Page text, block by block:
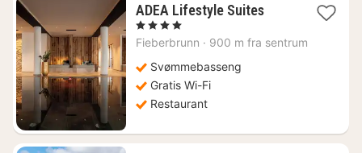
ADEA Lifestyle Suites1
fra
, 4 Stjerner
Fieberbrunn · 900 m fra sentrum
Svømmebasseng
Gratis Wi-Fi
Restaurant